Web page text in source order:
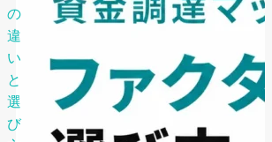
の
違
い
と
選
び